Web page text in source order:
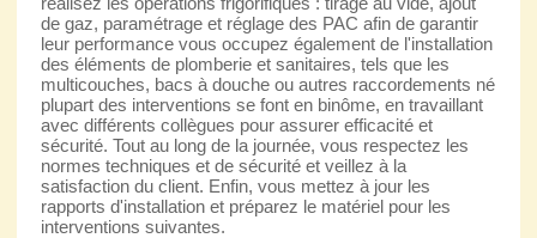
de gaz, paramétrage et réglage des PAC afin de garantir
leur performance vous occupez également de l'installation
des éléments de plomberie et sanitaires, tels que les
multicouches, bacs à douche ou autres raccordements né
plupart des interventions se font en binôme, en travaillant
avec différents collègues pour assurer efficacité et
sécurité. Tout au long de la journée, vous respectez les
normes techniques et de sécurité et veillez à la
satisfaction du client. Enfin, vous mettez à jour les
rapports d'installation et préparez le matériel pour les
interventions suivantes.